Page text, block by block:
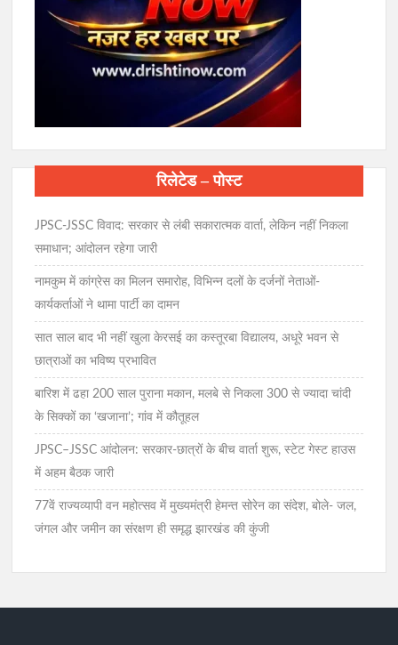
रिलेटेड – पोस्ट
JPSC-JSSC विवाद: सरकार से लंबी सकारात्मक वार्ता, लेकिन नहीं निकला
समाधान; आंदोलन रहेगा जारी
नामकुम में कांग्रेस का मिलन समारोह, विभिन्न दलों के दर्जनों नेताओं-
कार्यकर्ताओं ने थामा पार्टी का दामन
सात साल बाद भी नहीं खुला केरसई का कस्तूरबा विद्यालय, अधूरे भवन से
छात्राओं का भविष्य प्रभावित
बारिश में ढहा 200 साल पुराना मकान, मलबे से निकला 300 से ज्यादा चांदी
के सिक्कों का ‘खजाना’; गांव में कौतूहल
JPSC–JSSC आंदोलन: सरकार-छात्रों के बीच वार्ता शुरू, स्टेट गेस्ट हाउस
में अहम बैठक जारी
77वें राज्यव्यापी वन महोत्सव में मुख्यमंत्री हेमन्त सोरेन का संदेश, बोले- जल,
जंगल और जमीन का संरक्षण ही समृद्ध झारखंड की कुंजी